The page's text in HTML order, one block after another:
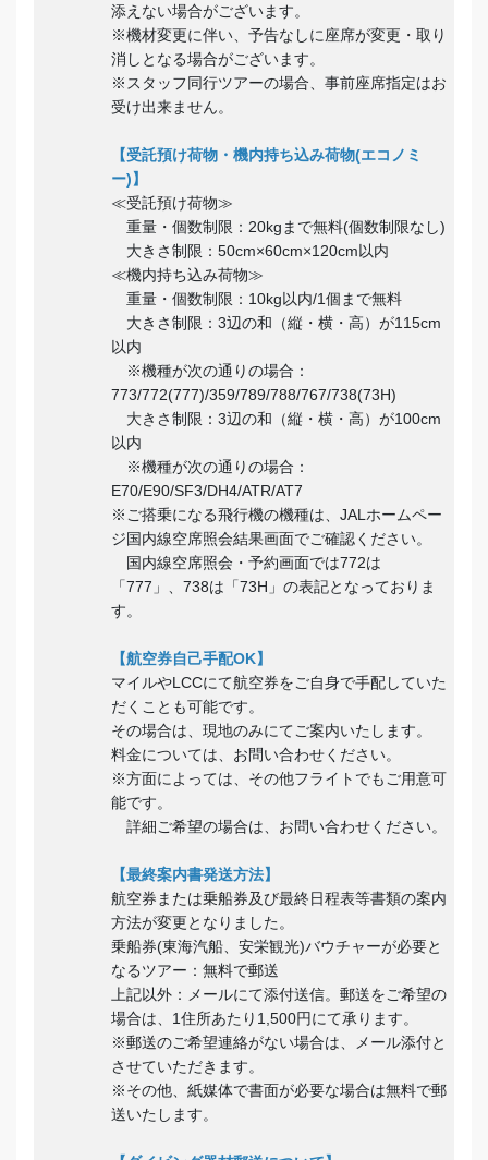
添えない場合がございます。
※機材変更に伴い、予告なしに座席が変更・取り
消しとなる場合がございます。
※スタッフ同行ツアーの場合、事前座席指定はお
受け出来ません。
【受託預け荷物・機内持ち込み荷物(エコノミ
ー)】
≪受託預け荷物≫
重量・個数制限：20kgまで無料(個数制限なし)
大きさ制限：50cm×60cm×120cm以内
≪機内持ち込み荷物≫
重量・個数制限：10kg以内/1個まで無料
大きさ制限：3辺の和（縦・横・高）が115cm
以内
※機種が次の通りの場合：
773/772(777)/359/789/788/767/738(73H)
大きさ制限：3辺の和（縦・横・高）が100cm
以内
※機種が次の通りの場合：
E70/E90/SF3/DH4/ATR/AT7
※ご搭乗になる飛行機の機種は、JALホームペー
ジ国内線空席照会結果画面でご確認ください。
国内線空席照会・予約画面では772は
「777」、738は「73H」の表記となっておりま
す。
【航空券自己手配OK】
マイルやLCCにて航空券をご自身で手配していた
だくことも可能です。
その場合は、現地のみにてご案内いたします。
料金については、お問い合わせください。
※方面によっては、その他フライトでもご用意可
能です。
詳細ご希望の場合は、お問い合わせください。
【最終案内書発送方法】
航空券または乗船券及び最終日程表等書類の案内
方法が変更となりました。
乗船券(東海汽船、安栄観光)バウチャーが必要と
なるツアー：無料で郵送
上記以外：メールにて添付送信。郵送をご希望の
場合は、1住所あたり1,500円にて承ります。
※郵送のご希望連絡がない場合は、メール添付と
させていただきます。
※その他、紙媒体で書面が必要な場合は無料で郵
送いたします。